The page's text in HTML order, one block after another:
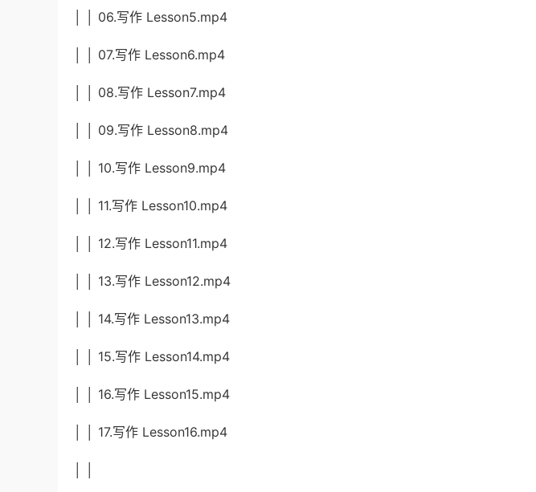
│ │ 06.写作 Lesson5.mp4
│ │ 07.写作 Lesson6.mp4
│ │ 08.写作 Lesson7.mp4
│ │ 09.写作 Lesson8.mp4
│ │ 10.写作 Lesson9.mp4
│ │ 11.写作 Lesson10.mp4
│ │ 12.写作 Lesson11.mp4
│ │ 13.写作 Lesson12.mp4
│ │ 14.写作 Lesson13.mp4
│ │ 15.写作 Lesson14.mp4
│ │ 16.写作 Lesson15.mp4
│ │ 17.写作 Lesson16.mp4